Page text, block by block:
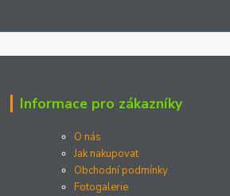
Informace pro zákazníky
O nás
Jak nakupovat
Obchodní podmínky
Fotogalerie